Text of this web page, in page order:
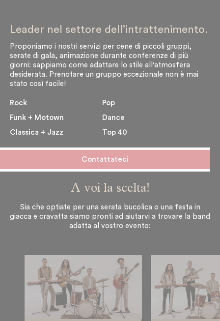
Leader nel settore dell’intrattenimento.
Proponiamo i nostri servizi per cene di piccoli gruppi,
serate di gala, animazione durante conferenze di più
giorni: sappiamo come adattare lo stile all'atmosfera
desiderata. Prenotare un gruppo eccezionale non è mai
stato così facile!
Rock
Pop
Funk + Motown
Dance
Classica + Jazz
Top 40
Contattateci
A voi la scelta!
Sia che optiate per una serata bucolica o una festa in
giacca e cravatta siamo pronti ad aiutarvi a trovare la band
adatta al vostro evento: